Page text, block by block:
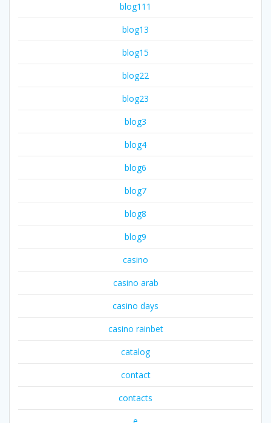
blog111
blog13
blog15
blog22
blog23
blog3
blog4
blog6
blog7
blog8
blog9
casino
casino arab
casino days
casino rainbet
catalog
contact
contacts